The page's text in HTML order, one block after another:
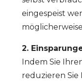
eingespeist
2.
Indem Sie
reduzieren Sie